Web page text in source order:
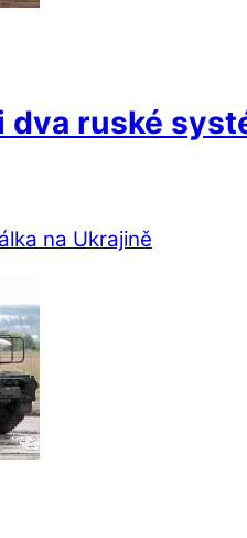
dva ruské
na Ukrajině